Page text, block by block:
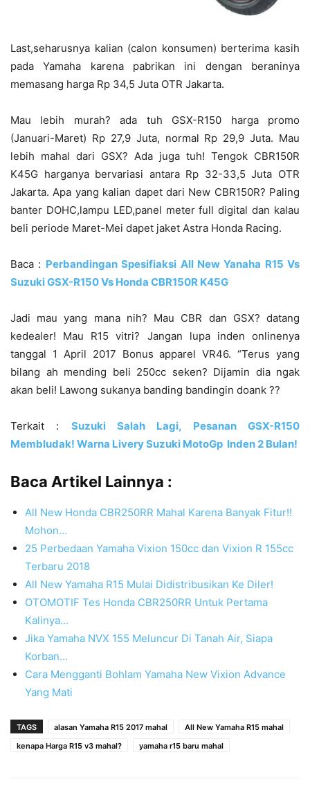
Last,seharusnya kalian (calon konsumen) berterima kasih
pada Yamaha karena pabrikan ini dengan beraninya
memasang harga Rp 34,5 Juta OTR Jakarta.
Mau lebih murah? ada tuh GSX-R150 harga promo
(Januari-Maret) Rp 27,9 Juta, normal Rp 29,9 Juta. Mau
lebih mahal dari GSX? Ada juga tuh! Tengok CBR150R
K45G harganya bervariasi antara Rp 32-33,5 Juta OTR
Jakarta. Apa yang kalian dapet dari New CBR150R? Paling
banter DOHC,lampu LED,panel meter full digital dan kalau
beli periode Maret-Mei dapet jaket Astra Honda Racing.
Baca : Perbandingan Spesifiaksi All New Yanaha R15 Vs
Suzuki GSX-R150 Vs Honda CBR150R K45G
Jadi mau yang mana nih? Mau CBR dan GSX? datang
kedealer! Mau R15 vitri? Jangan lupa inden onlinenya
tanggal 1 April 2017 Bonus apparel VR46. “Terus yang
bilang ah mending beli 250cc seken? Dijamin dia ngak
akan beli! Lawong sukanya banding bandingin doank ??
Terkait : Suzuki Salah Lagi, Pesanan GSX-R150
Membludak! Warna Livery Suzuki MotoGp Inden 2 Bulan!
Baca Artikel Lainnya :
All New Honda CBR250RR Mahal Karena Banyak Fitur!!
Mohon…
25 Perbedaan Yamaha Vixion 150cc dan Vixion R 155cc
Terbaru 2018
All New Yamaha R15 Mulai Didistribusikan Ke Diler!
OTOMOTIF Tes Honda CBR250RR Untuk Pertama
Kalinya...
Jika Yamaha NVX 155 Meluncur Di Tanah Air, Siapa
Korban…
Cara Mengganti Bohlam Yamaha New Vixion Advance
Yang Mati
TAGS alasan Yamaha R15 2017 mahal
All New Yamaha R15 mahal
kenapa Harga R15 v3 mahal?
yamaha r15 baru mahal